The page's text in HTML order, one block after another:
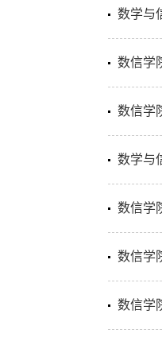
数学与
数信学
数信学
数学与
数信学
数信学
数信学